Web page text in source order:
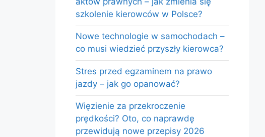
szkolenie kierowców w Polsce?
Nowe technologie w samochodach –
co musi wiedzieć przyszły kierowca?
Stres przed egzaminem na prawo
jazdy – jak go opanować?
Więzienie za przekroczenie
prędkości? Oto, co naprawdę
przewidują nowe przepisy 2026